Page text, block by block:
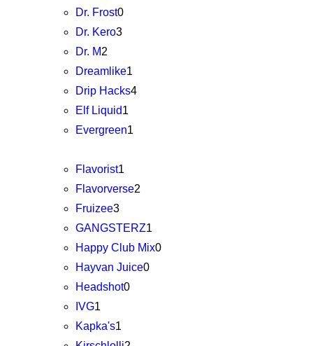
Dr. Frost0
Dr. Kero3
Dr. M2
Dreamlike1
Drip Hacks4
Elf Liquid1
Evergreen1
Flavorist1
Flavorverse2
Fruizee3
GANGSTERZ1
Happy Club Mix0
Hayvan Juice0
Headshot0
IVG1
Kapka's1